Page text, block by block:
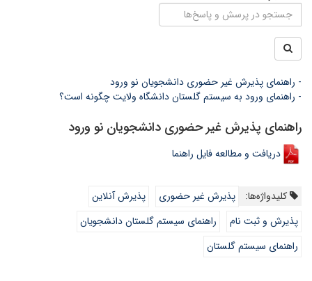
- راهنمای پذیرش غیر حضوری دانشجویان نو ورود
- راهنمای ورود به سیستم گلستان دانشگاه ولایت چگونه است؟
راهنمای پذیرش غیر حضوری دانشجویان نو ورود
دریافت و مطالعه فایل راهنما
کلیدواژه‌ها: پذیرش غیر حضوری
پذیرش آنلاین
پذیرش و ثبت نام
راهنمای سیستم گلستان دانشجویان
راهنمای سیستم گلستان